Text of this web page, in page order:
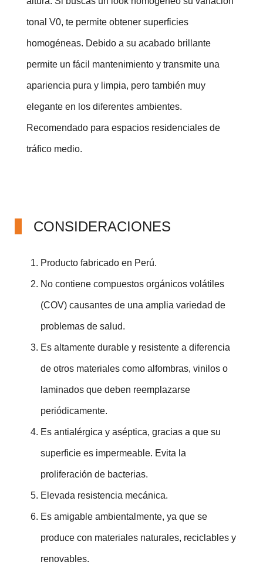
tonal V0, te permite obtener superficies
homogéneas. Debido a su acabado brillante
permite un fácil mantenimiento y transmite una
apariencia pura y limpia, pero también muy
elegante en los diferentes ambientes.
Recomendado para espacios residenciales de
tráfico medio.
CONSIDERACIONES
Producto fabricado en Perú.
No contiene compuestos orgánicos volátiles
(COV) causantes de una amplia variedad de
problemas de salud.
Es altamente durable y resistente a diferencia
de otros materiales como alfombras, vinilos o
laminados que deben reemplazarse
periódicamente.
Es antialérgica y aséptica, gracias a que su
superficie es impermeable. Evita la
proliferación de bacterias.
Elevada resistencia mecánica.
Es amigable ambientalmente, ya que se
produce con materiales naturales, reciclables y
renovables.